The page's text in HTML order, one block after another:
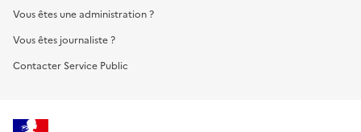
Vous êtes une administration ?
Vous êtes journaliste ?
Contacter Service Public